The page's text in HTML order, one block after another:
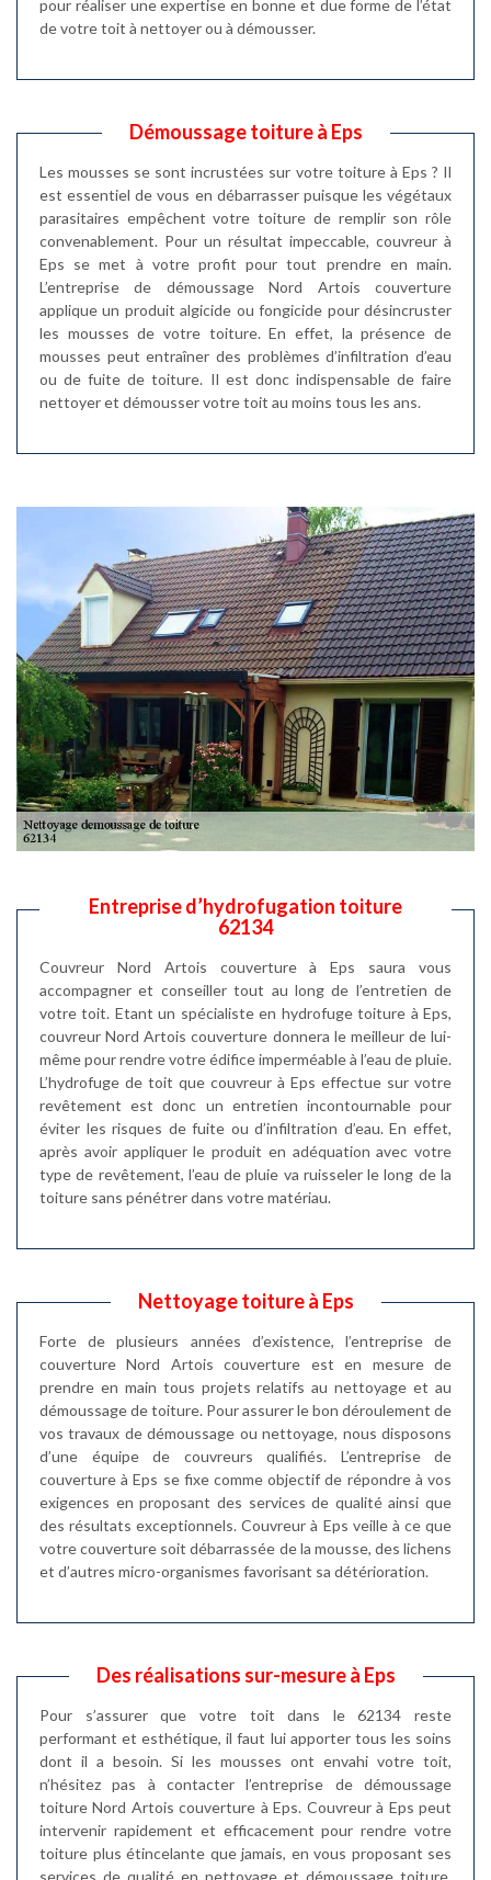
pour réaliser une expertise en bonne et due forme de l’état
de votre toit à nettoyer ou à démousser.
Démoussage toiture à Eps
Les mousses se sont incrustées sur votre toiture à Eps ? Il
est essentiel de vous en débarrasser puisque les végétaux
parasitaires empêchent votre toiture de remplir son rôle
convenablement. Pour un résultat impeccable, couvreur à
Eps se met à votre profit pour tout prendre en main.
L’entreprise de démoussage Nord Artois couverture
applique un produit algicide ou fongicide pour désincruster
les mousses de votre toiture. En effet, la présence de
mousses peut entraîner des problèmes d’infiltration d’eau
ou de fuite de toiture. Il est donc indispensable de faire
nettoyer et démousser votre toit au moins tous les ans.
Entreprise d’hydrofugation toiture
62134
Couvreur Nord Artois couverture à Eps saura vous
accompagner et conseiller tout au long de l’entretien de
votre toit. Etant un spécialiste en hydrofuge toiture à Eps,
couvreur Nord Artois couverture donnera le meilleur de lui-
même pour rendre votre édifice imperméable à l’eau de pluie.
L’hydrofuge de toit que couvreur à Eps effectue sur votre
revêtement est donc un entretien incontournable pour
éviter les risques de fuite ou d’infiltration d’eau. En effet,
après avoir appliquer le produit en adéquation avec votre
type de revêtement, l’eau de pluie va ruisseler le long de la
toiture sans pénétrer dans votre matériau.
Nettoyage toiture à Eps
Forte de plusieurs années d’existence, l’entreprise de
couverture Nord Artois couverture est en mesure de
prendre en main tous projets relatifs au nettoyage et au
démoussage de toiture. Pour assurer le bon déroulement de
vos travaux de démoussage ou nettoyage, nous disposons
d’une équipe de couvreurs qualifiés. L’entreprise de
couverture à Eps se fixe comme objectif de répondre à vos
exigences en proposant des services de qualité ainsi que
des résultats exceptionnels. Couvreur à Eps veille à ce que
votre couverture soit débarrassée de la mousse, des lichens
et d’autres micro-organismes favorisant sa détérioration.
Des réalisations sur-mesure à Eps
Pour s’assurer que votre toit dans le 62134 reste
performant et esthétique, il faut lui apporter tous les soins
dont il a besoin. Si les mousses ont envahi votre toit,
n’hésitez pas à contacter l’entreprise de démoussage
toiture Nord Artois couverture à Eps. Couvreur à Eps peut
intervenir rapidement et efficacement pour rendre votre
toiture plus étincelante que jamais, en vous proposant ses
services de qualité en nettoyage et démoussage toiture.